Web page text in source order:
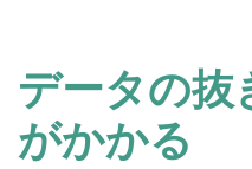
データの抜
がかかる